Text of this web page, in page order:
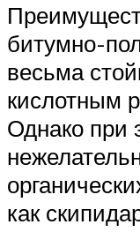
битумно-
весьма
кислотным
Однако при
как